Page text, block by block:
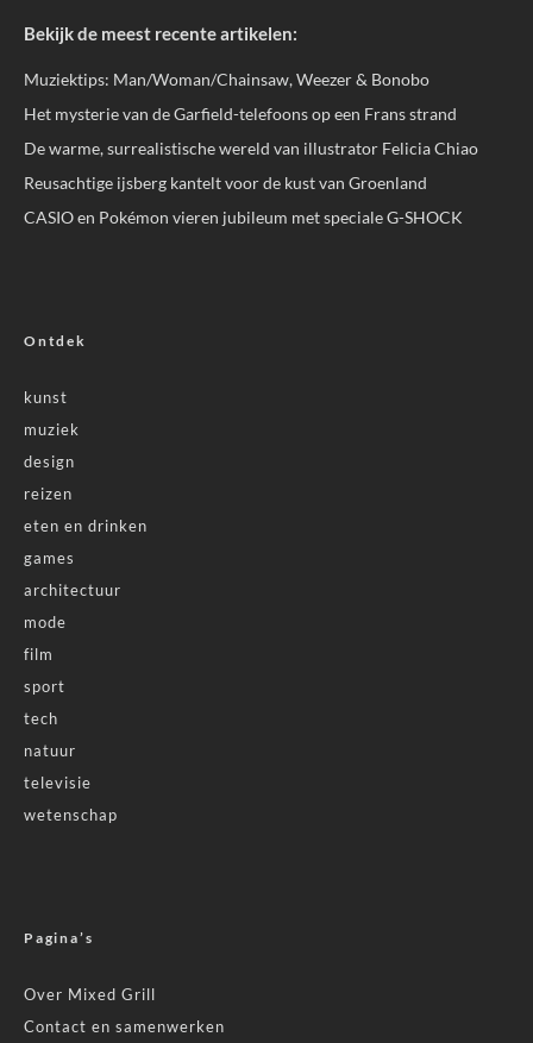
Bekijk de meest recente artikelen:
Muziektips: Man/Woman/Chainsaw, Weezer & Bonobo
Het mysterie van de Garfield-telefoons op een Frans strand
De warme, surrealistische wereld van illustrator Felicia Chiao
Reusachtige ijsberg kantelt voor de kust van Groenland
CASIO en Pokémon vieren jubileum met speciale G-SHOCK
Ontdek
kunst
muziek
design
reizen
eten en drinken
games
architectuur
mode
film
sport
tech
natuur
televisie
wetenschap
Pagina’s
Over Mixed Grill
Contact en samenwerken